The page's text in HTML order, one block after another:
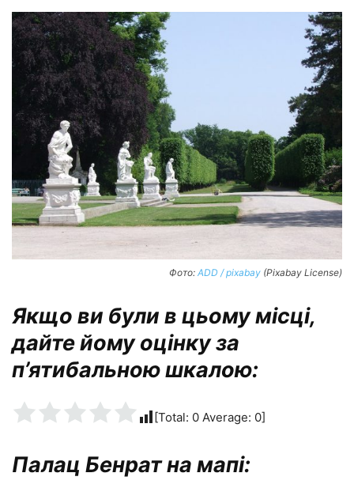
Фото: ADD / pixabay (Pixabay License)
Якщо ви були в цьому місці,
дайте йому оцінку за
п’ятибальною шкалою:
[Total: 0 Average: 0]
Палац Бенрат на мапі: